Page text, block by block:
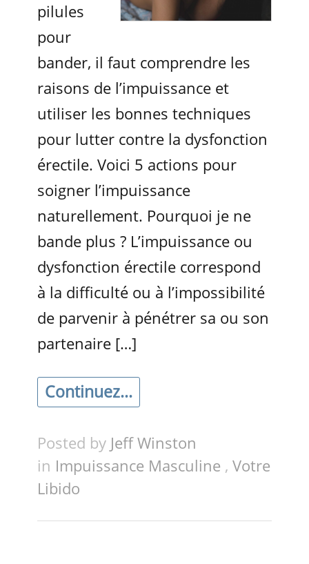
pilules
pour
bander, il faut comprendre les
raisons de l’impuissance et
utiliser les bonnes techniques
pour lutter contre la dysfonction
érectile. Voici 5 actions pour
soigner l’impuissance
naturellement. Pourquoi je ne
bande plus ? L’impuissance ou
dysfonction érectile correspond
à la difficulté ou à l’impossibilité
de parvenir à pénétrer sa ou son
partenaire […]
Continuez...
Posted by Jeff Winston
in Impuissance Masculine , Votre
Libido